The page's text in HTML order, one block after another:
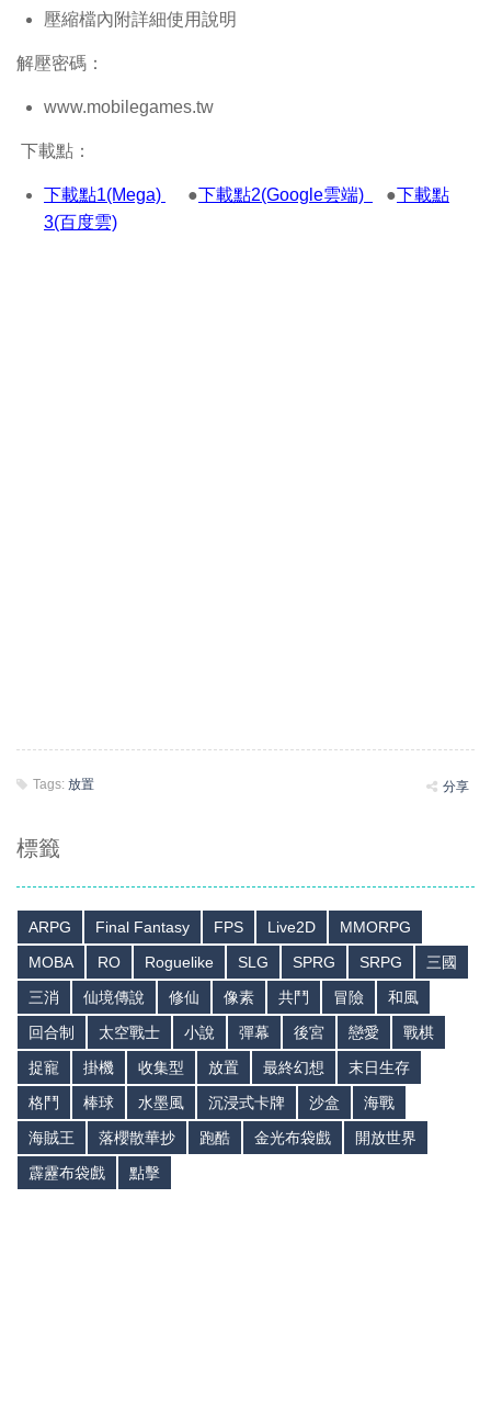
壓縮檔內附詳細使用說明
解壓密碼：
www.mobilegames.tw
下載點：
下載點1(Mega) ●下載點2(Google雲端) ●下載點
3(百度雲)
Tags: 放置 分享
標籤
ARPG Final Fantasy FPS Live2D
MMORPG
MOBA
RO Roguelike SLG SPRG SRPG
三國
三消
仙境傳說 修仙 像素 共鬥 冒險
和風
回合制
太空戰士 小說 彈幕 後宮 戀愛
戰棋
捉寵
掛機 收集型 放置 最終幻想
末日生存
格鬥
棒球 水墨風 沉浸式卡牌 沙盒
海戰
海賊王
落櫻散華抄 跑酷 金光布袋戲
開放世界
霹靂布袋戲
點擊